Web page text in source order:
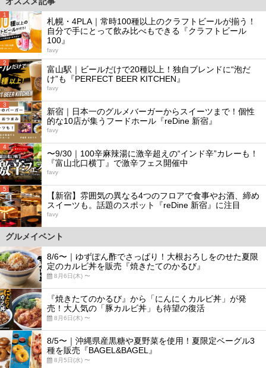
1
札幌・4PLA｜常時100種以上のクラフトビールが揃う！
自分で手にとって飲み比べもできる『クラフトビール
100』
favy
2
富山駅｜ビールだけで20種以上！独自ブレンドに“泡だ
け”も『PERFECT BEER KITCHEN』
favy
3
新宿｜日本一のグルメバーガーからスイーツまで！個性
的な10店が集うフードホール『reDine 新宿』
favy
4
〜9/30｜100辛麻辣湯に激辛超えの“インド辛”カレーも！
『富山北口横丁』で激辛フェス開催中
favy
5
【新宿】雰囲気の異なる4つのフロアで食事やお酒、締め
スイーツも。話題のスポット『reDine 新宿』に注目
favy
グルメイベント
8/6〜｜ゆずぽん酢でさっぱり！大根おろしをのせた夏限
定のカルビ丼を販売『焼きたてのかるび』
8月6日(木) 〜
『焼きたてのかるび』から「にんにくカルビ丼」が発
売！大人気の「豚カルビ丼」も待望の復活
8月6日(木) 〜
8/5〜｜沖縄県産黒糖や夏野菜を使用！夏限定ベーグル3
種を販売『BAGEL&BAGEL』
8月5日(水) 〜